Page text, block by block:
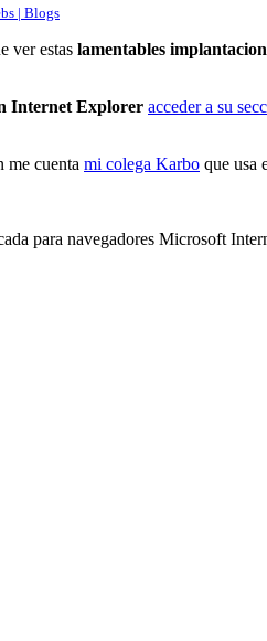
| Blogs
ver estas lamentables
Internet Explorer acceder a su
me cuenta mi colega Karbo que usa
para navegadores Microsoft